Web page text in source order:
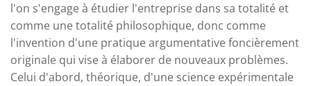
l'on s'engage à étudier l'entreprise dans sa totalité et
comme une totalité philosophique, donc comme
l'invention d'une pratique argumentative foncièrement
originale qui vise à élaborer de nouveaux problèmes.
Celui d'abord, théorique, d'une science expérimentale